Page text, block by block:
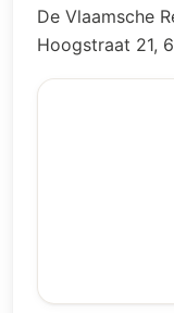
De Vlaamsche
Hoogstraat 21,